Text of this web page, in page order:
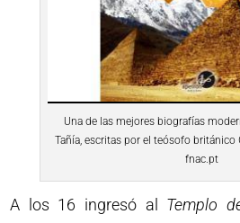
Una de las mejores biografías
Tañía, escritas por el teósofo británico
fnac.pt
A los 16 ingresó al Templo